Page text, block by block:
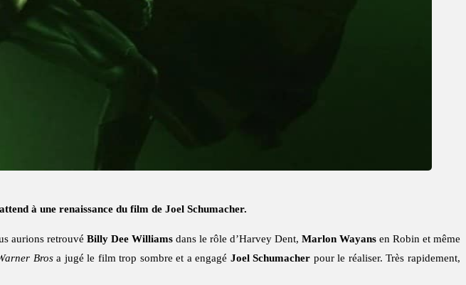
à une renaissance du film de Joel Schumacher.
aurions retrouvé Billy Dee Williams dans le rôle d’Harvey Dent, Marlon Wayans en Robin et même
Brosa jugé le film trop sombre et a engagé Joel Schumacher pour le réaliser. Très rapidement,